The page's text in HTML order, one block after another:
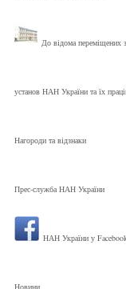
До відома переміщених
установ НАН України та їх
Нагороди та відзнаки
Прес-служба НАН України
НАН України у
Новини